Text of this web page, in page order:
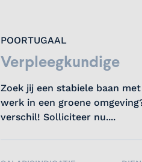
POORTUGAAL
Verpleegkundige
Zoek jij een stabiele baan
werk in een groene
verschil! Solliciteer nu....